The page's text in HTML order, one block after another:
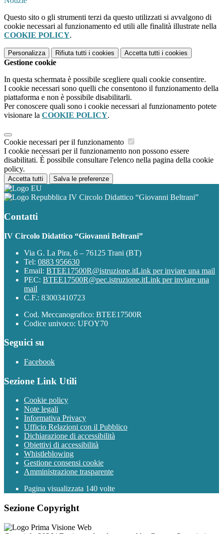
Questo sito o gli strumenti terzi da questo utilizzati si avvalgono di
cookie necessari al funzionamento ed utili alle finalità illustrate nella
COOKIE POLICY.
Personalizza Rifiuta tutti i cookies Accetta tutti i cookies
Gestione cookie
In questa schermata è possibile scegliere quali cookie consentire.
I cookie necessari sono quelli che consentono il funzionamento della
piattaforma e non è possibile disabilitarli.
Per conoscere quali sono i cookie necessari al funzionamento potete
visionare la COOKIE POLICY.
Cookie necessari per il funzionamento
I cookie necessari per il funzionamento non possono essere
disabilitati. È possibile consultare l'elenco nella pagina della cookie
policy.
Accetta tutti Salva le preferenze
IV Circolo Didattico “Giovanni Beltrani”
Contatti
IV Circolo Didattico “Giovanni Beltrani”
Via G. La Pira, 6 – 76125 Trani (BT)
Tel: 0883 956630
Email: BTEE17500R@istruzione.itLink per inviare una mail
PEC: BTEE17500R@pec.istruzione.itLink per inviare una
mail
C.F.: 83003410723
Cod. Meccanografico: BTEE17500R
Codice univoco: UFOY70
Seguici su
Facebook
Sezione Link Utili
Cookie policy
Note legali
Informativa Privacy
Ufficio Relazioni con il Pubblico
Dichiarazione di accessibilità
Obiettivi di accessibilità
Whistleblowing
Gestione consensi cookie
Amministrazione trasparente
Pagina visualizzata 140 volte
Sezione Copyright